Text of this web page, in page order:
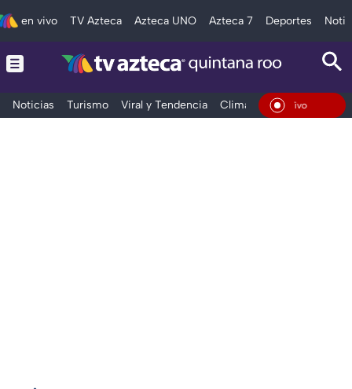
en vivo TV Azteca Azteca UNO Azteca 7 Deportes
Noticias Turismo Viral y Tendencia Clima Tráfico
En Vivo